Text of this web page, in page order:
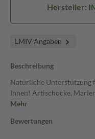
Hersteller:
LMIV Angaben
Beschreibung
Natürliche Unterstützung
Innen! Artischocke,
Mehr
Bewertungen